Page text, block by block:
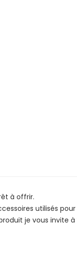
à offrir.
utilisés
je vous invite